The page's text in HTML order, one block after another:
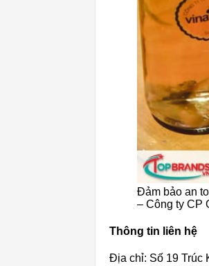
Đảm bảo an
– Công ty CP
Thông tin liên hệ
Địa chỉ: Số 19 Trúc